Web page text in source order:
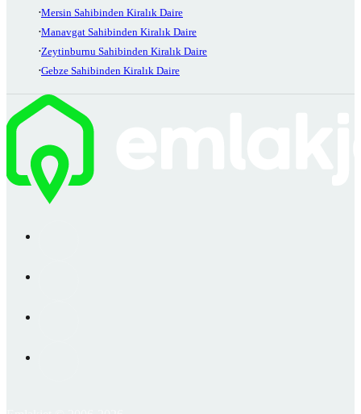
Mersin Sahibinden Kiralık Daire
Manavgat Sahibinden Kiralık Daire
Zeytinburnu Sahibinden Kiralık Daire
Gebze Sahibinden Kiralık Daire